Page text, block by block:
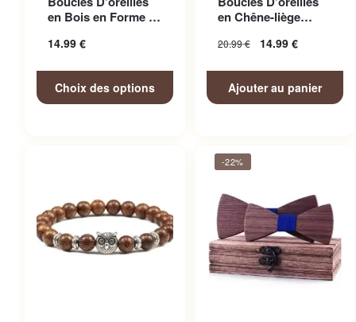
en Bois en Forme de
14.99 €
Choix des options
variations. Les options
page du produit
en Chêne-liège
Rosett...
20.99€ 14.99 €
Ajouter au panier
-22%